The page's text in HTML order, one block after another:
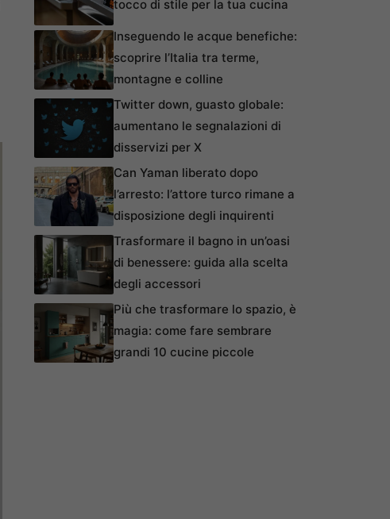
tocco di stile per la tua cucina
Inseguendo le acque benefiche:
scoprire l’Italia tra terme,
montagne e colline
Twitter down, guasto globale:
aumentano le segnalazioni di
disservizi per X
Can Yaman liberato dopo
l’arresto: l’attore turco rimane a
disposizione degli inquirenti
Trasformare il bagno in un’oasi
di benessere: guida alla scelta
degli accessori
Più che trasformare lo spazio, è
magia: come fare sembrare
grandi 10 cucine piccole